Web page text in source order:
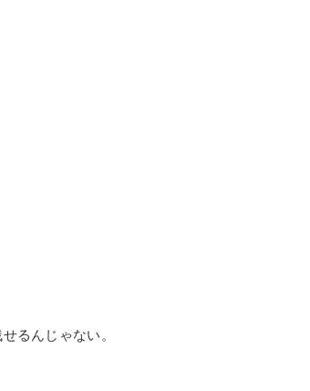
るんじゃない。